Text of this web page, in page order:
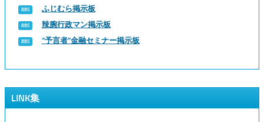
ふじむら掲示板
辣腕行政マン掲示板
“予言者”金融セミナー掲示板
LINK集